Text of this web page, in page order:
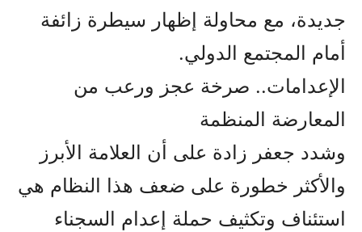
جديدة، مع محاولة إظهار سيطرة زائفة
أمام المجتمع الدولي.
الإعدامات.. صرخة عجز ورعب من
المعارضة المنظمة
وشدد جعفر زادة على أن العلامة الأبرز
والأكثر خطورة على ضعف هذا النظام هي
استئناف وتكثيف حملة إعدام السجناء